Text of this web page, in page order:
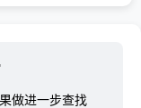
做进一步查找